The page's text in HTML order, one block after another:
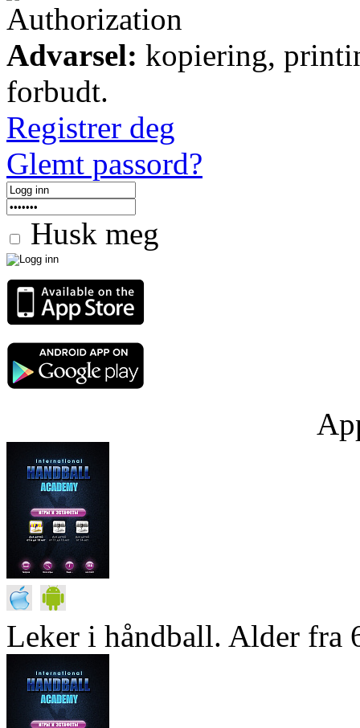
Authorization
Advarsel: kopiering,
forbudt.
Registrer deg
Glemt passord?
Husk meg
Leker i håndball. Alder fra